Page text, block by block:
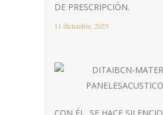
DE PRESCRIPCIÓN.
11 diciembre, 2025